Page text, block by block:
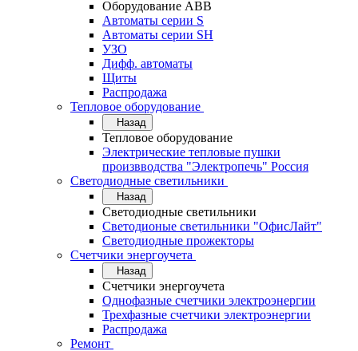
Оборудование АВВ
Автоматы серии S
Автоматы серии SH
УЗО
Дифф. автоматы
Щиты
Распродажа
Тепловое оборудование
Назад
Тепловое оборудование
Электрические тепловые пушки
произвводства "Электропечь" Россия
Светодиодные светильники
Назад
Светодиодные светильники
Светодионые светильники "ОфисЛайт"
Светодиодные прожекторы
Счетчики энергоучета
Назад
Счетчики энергоучета
Однофазные счетчики электроэнергии
Трехфазные счетчики электроэнергии
Распродажа
Ремонт